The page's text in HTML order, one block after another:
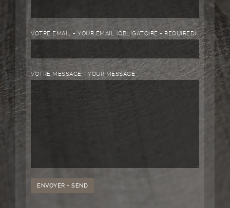
VOTRE EMAIL - YOUR EMAIL (OBLIGATOIRE - REQUIRED)
VOTRE MESSAGE - YOUR MESSAGE